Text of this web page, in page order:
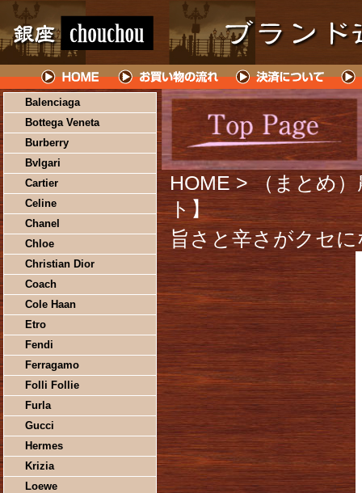
Balenciaga
Bottega Veneta
Burberry
Bvlgari
Cartier
Celine
Chanel
Chloe
Christian Dior
Coach
Cole Haan
Etro
Fendi
Ferragamo
Folli Follie
Furla
Gucci
Hermes
Krizia
Loewe
HOME > （まとめ
ト】
旨さと辛さがクセ